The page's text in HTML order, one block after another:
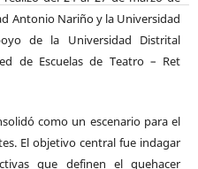
Antonio Nariño y la Universidad
de la Universidad Distrital
de Escuelas de Teatro – Ret
como un escenario para el
El objetivo central fue indagar
que definen el quehacer